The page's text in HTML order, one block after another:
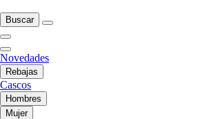
Buscar
Novedades
Rebajas
Cascos
Hombres
Mujer